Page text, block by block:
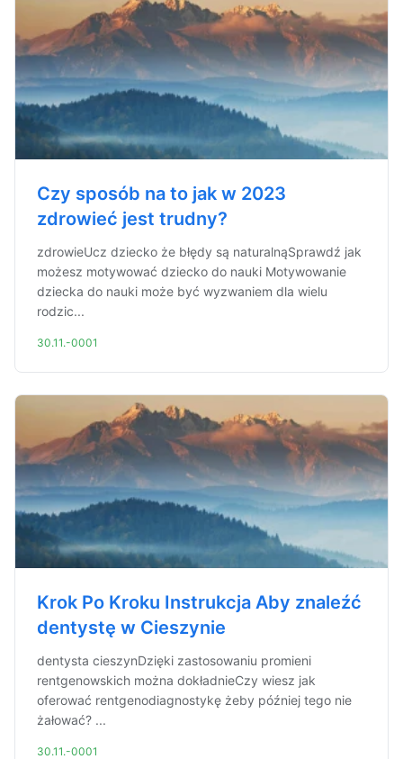
Czy sposób na to jak w 2023
zdrowieć jest trudny?
zdrowieUcz dziecko że błędy są naturalnąSprawdź jak
możesz motywować dziecko do nauki Motywowanie
dziecka do nauki może być wyzwaniem dla wielu
rodzic...
30.11.-0001
Krok Po Kroku Instrukcja Aby znaleźć
dentystę w Cieszynie
dentysta cieszynDzięki zastosowaniu promieni
rentgenowskich można dokładnieCzy wiesz jak
oferować rentgenodiagnostykę żeby później tego nie
żałować? ...
30.11.-0001